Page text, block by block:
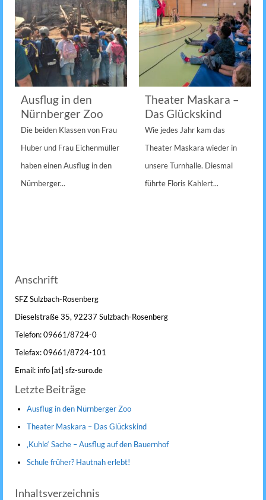
Ausflug in den
Nürnberger Zoo
Die beiden Klassen von Frau
Huber und Frau Eichenmüller
haben einen Ausflug in den
Nürnberger...
Theater Maskara –
Das Glückskind
Wie jedes Jahr kam das
Theater Maskara wieder in
unsere Turnhalle. Diesmal
führte Floris Kahlert...
Anschrift
SFZ Sulzbach-Rosenberg
Dieselstraße 35, 92237 Sulzbach-Rosenberg
Telefon: 09661/8724-0
Telefax: 09661/8724-101
Email: info [at] sfz-suro.de
Letzte Beiträge
Ausflug in den Nürnberger Zoo
Theater Maskara – Das Glückskind
‚Kuhle‘ Sache – Ausflug auf den Bauernhof
Schule früher? Hautnah erlebt!
Inhaltsverzeichnis